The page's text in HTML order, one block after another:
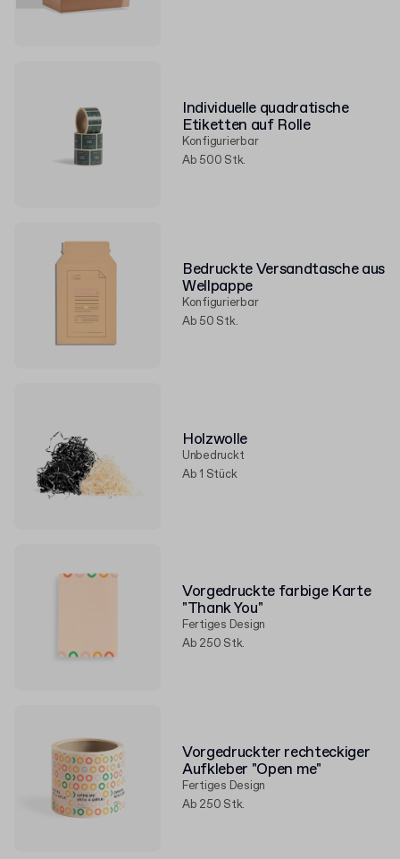
Individuelle quadratische
Etiketten auf Rolle
Konfigurierbar
Ab 500 Stk.
Bedruckte Versandtasche aus
Wellpappe
Konfigurierbar
Ab 50 Stk.
Holzwolle
Unbedruckt
Ab 1 Stück
Vorgedruckte farbige Karte
"Thank You"
Fertiges Design
Ab 250 Stk.
Vorgedruckter rechteckiger
Aufkleber "Open me"
Fertiges Design
Ab 250 Stk.